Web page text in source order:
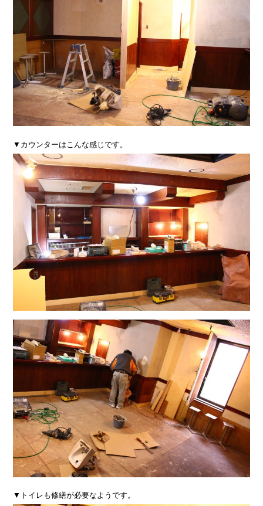
▼カウンターはこんな感じです。
▼トイレも修繕が必要なようです。